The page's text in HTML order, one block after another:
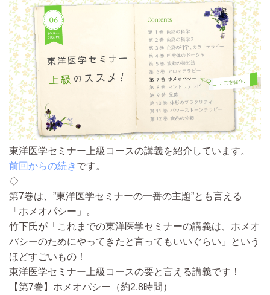
東洋医学セミナー上級コースの講義を紹介しています。
前回からの続き です。
◇
第7巻は、”東洋医学セミナーの一番の主題”とも言える
「ホメオパシー」。
竹下氏が「これまでの東洋医学セミナーの講義は、ホメオ
パシーのためにやってきたと言ってもいいぐらい」という
ほどすごいもの！
東洋医学セミナー上級コースの要と言える講義です！
【第7巻】ホメオパシー（約2.8時間）